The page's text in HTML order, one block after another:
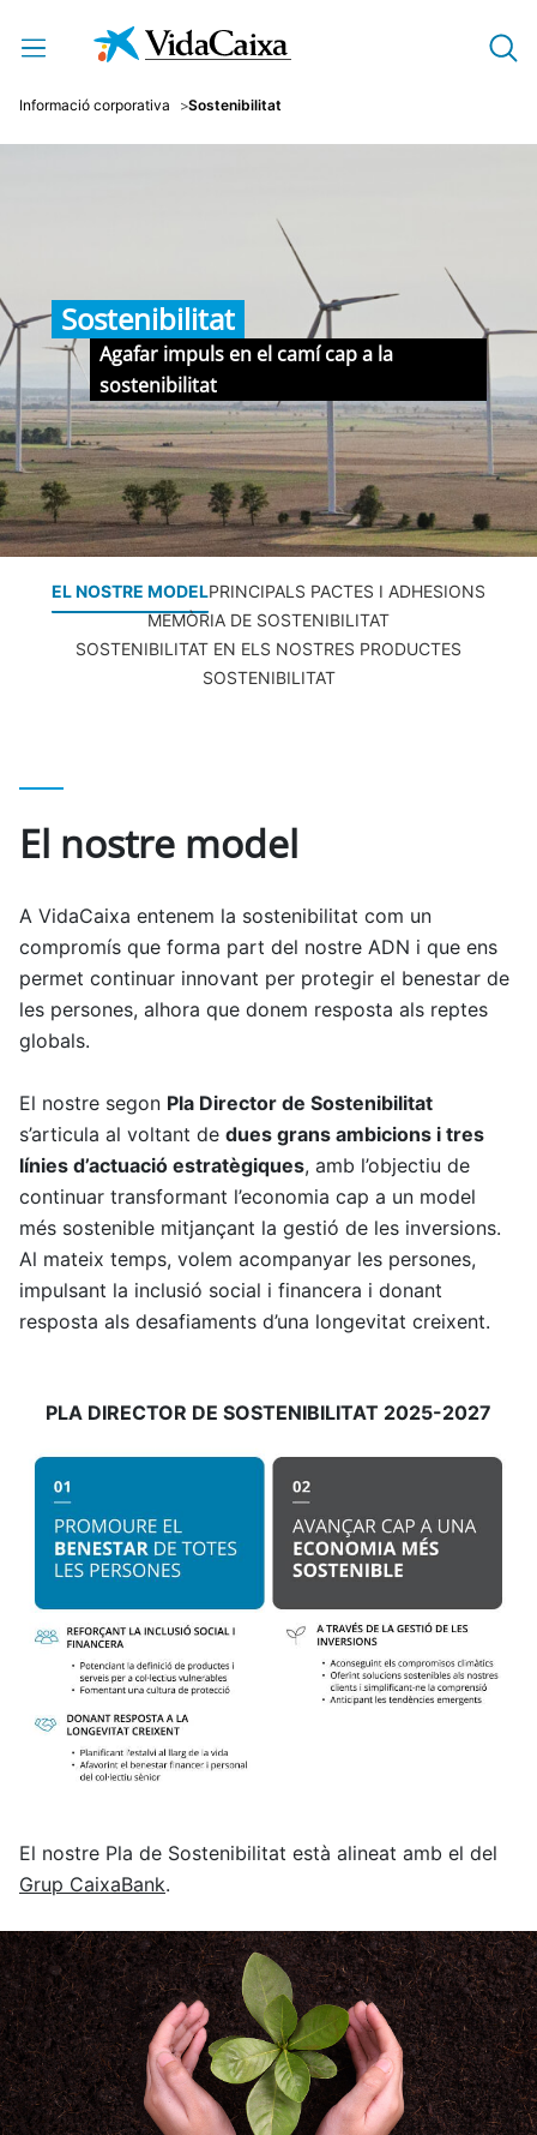
Salta al contingut principal
Informació corporativa Sostenibilitat
Sostenibilitat
Agafar impuls en el camí cap a la
sostenibilitat
EL NOSTRE MODELPRINCIPALS PACTES I ADHESIONS
MEMÒRIA DE SOSTENIBILITAT
SOSTENIBILITAT EN ELS NOSTRES PRODUCTES
SOSTENIBILITAT
El nostre model
A VidaCaixa entenem la sostenibilitat com un
compromís que forma part del nostre ADN i que ens
permet continuar innovant per protegir el benestar de
les persones, alhora que donem resposta als reptes
globals.
El nostre segon Pla Director de Sostenibilitat
s’articula al voltant de dues grans ambicions i tres
línies d’actuació estratègiques, amb l’objectiu de
continuar transformant l’economia cap a un model
més sostenible mitjançant la gestió de les inversions.
Al mateix temps, volem acompanyar les persones,
impulsant la inclusió social i financera i donant
resposta als desafiaments d’una longevitat creixent.
PLA DIRECTOR DE SOSTENIBILITAT 2025-2027
El nostre Pla de Sostenibilitat està alineat amb el del
Grup CaixaBank.